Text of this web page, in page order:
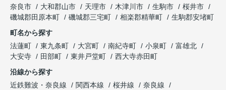
奈良市
大和郡山市 天理市 木津川市 生駒市
桜井市
磯城郡田原本町
磯城郡三宅町 相楽郡精華町
生駒郡安堵町
町名から探す
法蓮町
東九条町 大宮町 南紀寺町 小泉町
富雄北
大安寺
田部町 東井戸堂町
西大寺赤田町
沿線から探す
近鉄難波・奈良線
関西本線 桜井線
奈良線